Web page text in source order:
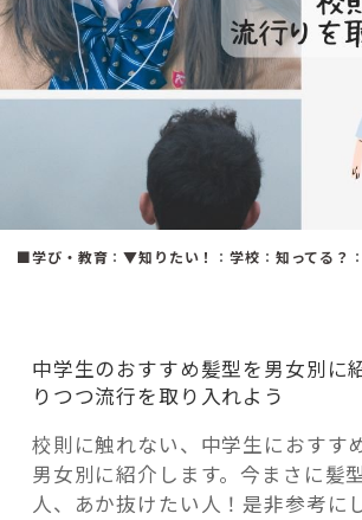
おすすめ
スポット
「場」
HAREL 活
「モノ」
fleXe
■学び・教育 ：▼知りたい！ ：学校 ： 知ってる？ ：
中学生のおすすめ髪型を男女別に
りつつ流行を取り入れよう
校則に触れない、中学生におすす
男女別に紹介します。今まさに髪
人、あか抜けたい人！是非参考に